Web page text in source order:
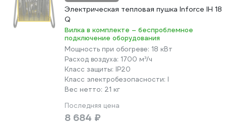
Электрическая тепловая пушка Inforce IH 18
Q
Вилка в комплекте – беспроблемное
подключение оборудования
Мощность при обогреве: 18 кВт
Расход воздуха: 1700 м³/ч
Класс защиты: IP20
Класс электробезопасности: I
Вес нетто: 21 кг
Последняя цена
8 684 ₽